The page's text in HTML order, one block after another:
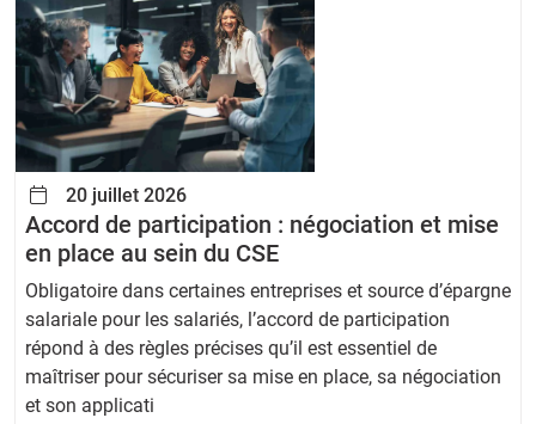
20 juillet 2026
Accord de participation : négociation et mise
en place au sein du CSE
Obligatoire dans certaines entreprises et source d’épargne
salariale pour les salariés, l’accord de participation
répond à des règles précises qu’il est essentiel de
maîtriser pour sécuriser sa mise en place, sa négociation
et son applicati